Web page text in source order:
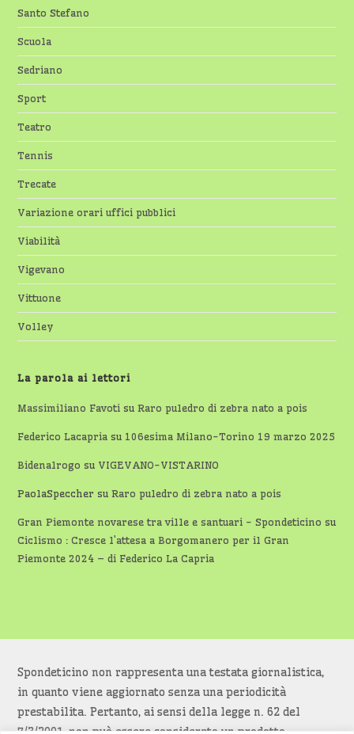
Santo Stefano
Scuola
Sedriano
Sport
Teatro
Tennis
Trecate
Variazione orari uffici pubblici
Viabilità
Vigevano
Vittuone
Volley
La parola ai lettori
Massimiliano Favoti suRaro puledro di zebra nato a pois
Federico Lacapria su 106esima Milano-Torino 19 marzo 2025
Bidenalrogo su VIGEVANO-VISTARINO
PaolaSpeccher suRaro puledro di zebra nato a pois
Gran Piemonte novarese tra ville e santuari - Spondeticino su
Ciclismo : Cresce l’attesa a Borgomanero per il Gran
Piemonte 2024 – di Federico La Capria
Spondeticino non rappresenta una testata giornalistica,
in quanto viene aggiornato senza una periodicità
prestabilita. Pertanto, ai sensi della legge n. 62 del